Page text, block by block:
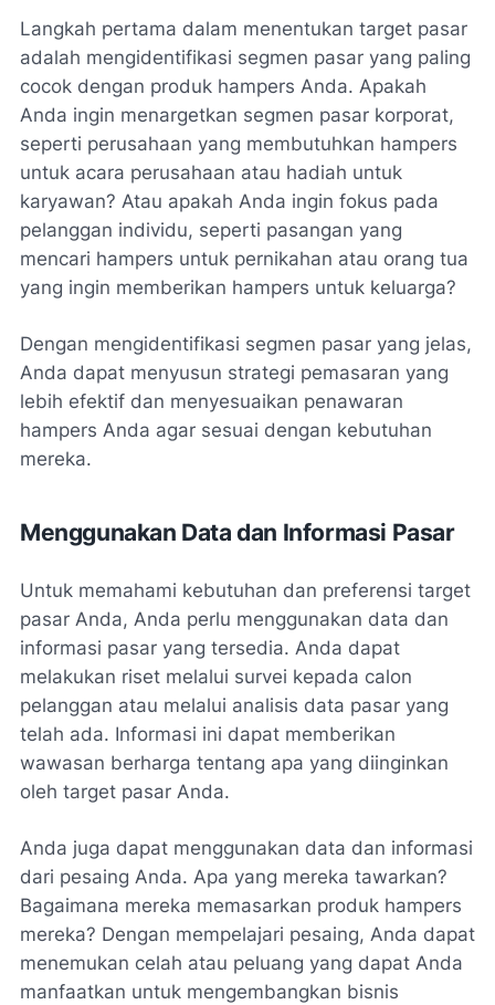
Langkah pertama dalam menentukan target pasar
adalah mengidentifikasi segmen pasar yang paling
cocok dengan produk hampers Anda. Apakah
Anda ingin menargetkan segmen pasar korporat,
seperti perusahaan yang membutuhkan hampers
untuk acara perusahaan atau hadiah untuk
karyawan? Atau apakah Anda ingin fokus pada
pelanggan individu, seperti pasangan yang
mencari hampers untuk pernikahan atau orang tua
yang ingin memberikan hampers untuk keluarga?
Dengan mengidentifikasi segmen pasar yang jelas,
Anda dapat menyusun strategi pemasaran yang
lebih efektif dan menyesuaikan penawaran
hampers Anda agar sesuai dengan kebutuhan
mereka.
Menggunakan Data dan Informasi Pasar
Untuk memahami kebutuhan dan preferensi target
pasar Anda, Anda perlu menggunakan data dan
informasi pasar yang tersedia. Anda dapat
melakukan riset melalui survei kepada calon
pelanggan atau melalui analisis data pasar yang
telah ada. Informasi ini dapat memberikan
wawasan berharga tentang apa yang diinginkan
oleh target pasar Anda.
Anda juga dapat menggunakan data dan informasi
dari pesaing Anda. Apa yang mereka tawarkan?
Bagaimana mereka memasarkan produk hampers
mereka? Dengan mempelajari pesaing, Anda dapat
menemukan celah atau peluang yang dapat Anda
manfaatkan untuk mengembangkan bisnis